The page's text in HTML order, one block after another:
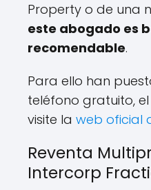
Property o de una
este abogado es
recomendable.
Para ello han
teléfono gratuito, el
visite la web oficial
Reventa
Intercorp